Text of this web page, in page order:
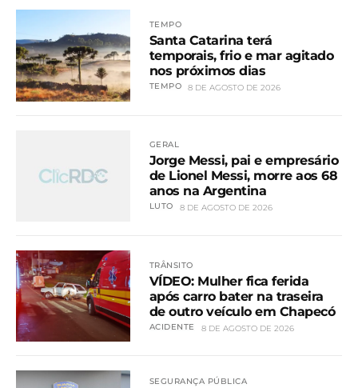
TEMPO
Santa Catarina terá
temporais, frio e mar agitado
nos próximos dias
TEMPO 8 DE AGOSTO DE 2026
GERAL
Jorge Messi, pai e empresário
de Lionel Messi, morre aos 68
anos na Argentina
LUTO 8 DE AGOSTO DE 2026
TRÂNSITO
VÍDEO: Mulher fica ferida
após carro bater na traseira
de outro veículo em Chapecó
ACIDENTE 8 DE AGOSTO DE 2026
SEGURANÇA PÚBLICA